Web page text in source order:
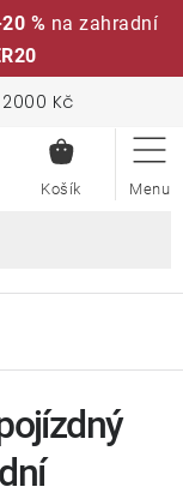
% na zahradní
Kč
KOŠÍK